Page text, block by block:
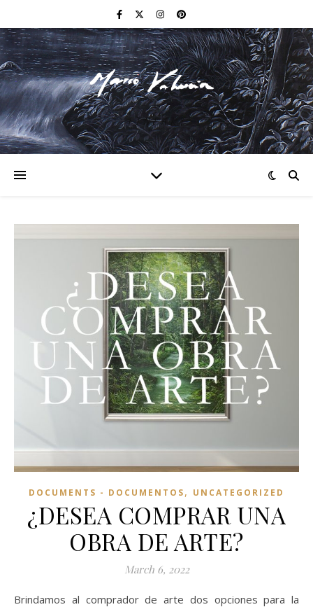
F I N E A R T
DOCUMENTS - DOCUMENTOS, UNCATEGORIZED
¿DESEA COMPRAR UNA
OBRA DE ARTE?
March 6, 2022
Brindamos al comprador de arte dos opciones para la